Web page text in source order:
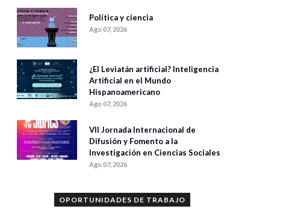
Política y ciencia
Ago 07, 2026
¿El Leviatán artificial? Inteligencia
Artificial en el Mundo
Hispanoamericano
Ago 07, 2026
VII Jornada Internacional de
Difusión y Fomento a la
Investigación en Ciencias Sociales
Ago 07, 2026
OPORTUNIDADES DE TRABAJO